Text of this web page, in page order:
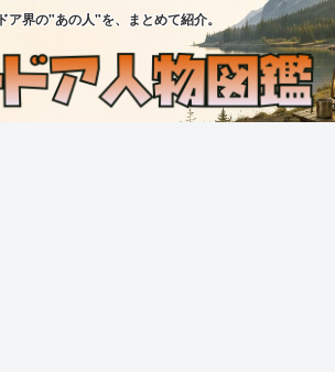
ア界の"あの人"を、まとめて紹介。